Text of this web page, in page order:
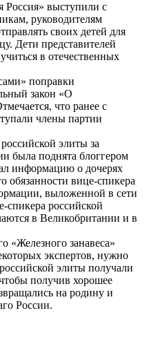
Россия» выступили с
руководителям
своих детей для
Дети представителей
в отечественных
поправки
закон «О
что ранее с
члены партии
элиты за
была поднята блоггером
информацию о дочерях
обязанности вице-спикера
выложенной в сети
спикера российской
в Великобритании и в
«Железного занавеса»
экспертов, нужно
элиты получали
получив хорошее
на родину и
России.